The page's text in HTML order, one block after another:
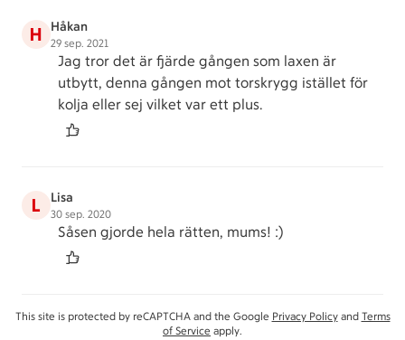
H Håkan
29 sep. 2021
Jag tror det är fjärde gången som laxen är
utbytt, denna gången mot torskrygg istället för
kolja eller sej vilket var ett plus.
L Lisa
30 sep. 2020
Såsen gjorde hela rätten, mums! :)
This site is protected by reCAPTCHA and the Google Privacy Policyand Terms
of Service apply.